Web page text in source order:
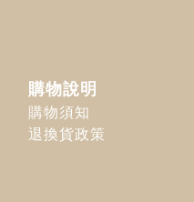
購物說明
購物須知
退換貨政策